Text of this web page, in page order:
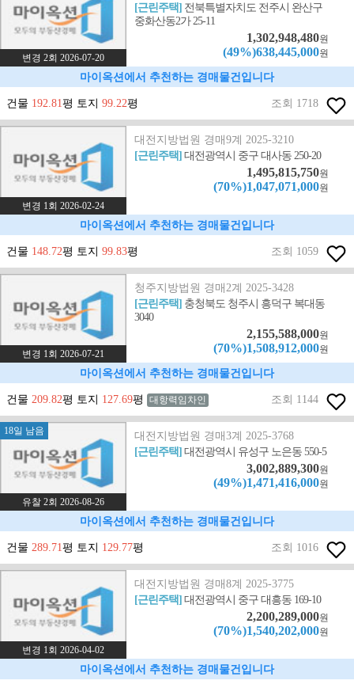
변경 2회 2026-07-20
[근린주택] 전북특별자치도 전주시 완산구
중화산동2가 25-11
1,302,948,480원
(49%)638,445,000원
마이옥션에서 추천하는 경매물건입니다
건물 192.81평 토지 99.22평 조회 1718
변경 1회 2026-02-24
대전지방법원 경매9계 2025-3210
[근린주택]대전광역시 중구 대사동 250-20
1,495,815,750원
(70%)1,047,071,000원
마이옥션에서 추천하는 경매물건입니다
건물 148.72평 토지 99.83평 조회 1059
변경 1회 2026-07-21
청주지방법원 경매2계 2025-3428
[근린주택] 충청북도 청주시 흥덕구 복대동
3040
2,155,588,000원
(70%)1,508,912,000원
마이옥션에서 추천하는 경매물건입니다
건물 209.82평 토지 127.69평 대항력임차인 조회 1144
18일 남음
유찰 2회 2026-08-26
대전지방법원 경매3계 2025-3768
[근린주택]대전광역시 유성구 노은동 550-5
3,002,889,300원
(49%)1,471,416,000원
마이옥션에서 추천하는 경매물건입니다
건물 289.71평 토지 129.77평 조회 1016
변경 1회 2026-04-02
대전지방법원 경매8계 2025-3775
[근린주택]대전광역시 중구 대흥동 169-10
2,200,289,000원
(70%)1,540,202,000원
마이옥션에서 추천하는 경매물건입니다